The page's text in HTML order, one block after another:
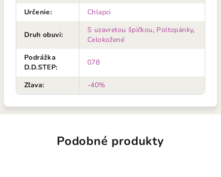
Určenie: Chlapci
Druh obuvi:
S uzavretou špičkou, Poltopánky,
Celokožené
Podrážka
D.D.STEP:
078
Zľava: -40%
Podobné produkty